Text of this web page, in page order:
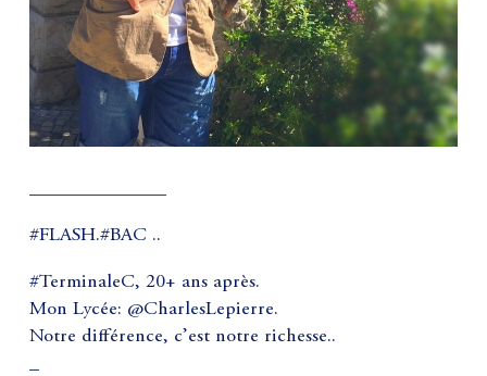
#FLASH.#BAC ..
#TerminaleC, 20+ ans après.
Mon Lycée: @CharlesLepierre.
Notre différence, c’est notre richesse..